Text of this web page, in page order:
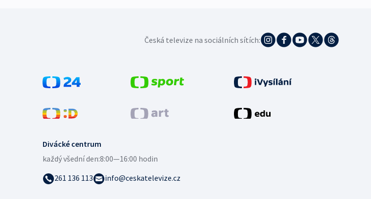
Česká televize na sociálních sítích:
Divácké centrum
každý všední den:8:00—16:00 hodin
261 136 113
info@ceskatelevize.cz